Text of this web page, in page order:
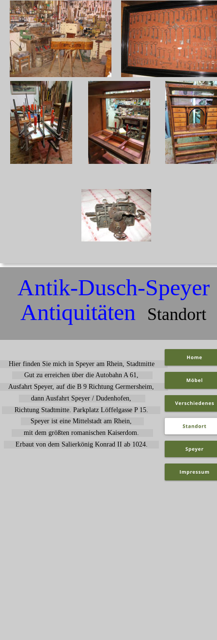
Antik-Dusch-Speyer
Antiquitäten
Standort
Hier finden Sie mich in Speyer am Rhein, Stadtmitte
Gut zu erreichen über die Autobahn A 61,
Ausfahrt Speyer, auf die B 9 Richtung Germersheim,
dann Ausfahrt Speyer / Dudenhofen,
Richtung Stadtmitte. Parkplatz Löffelgasse P 15.
Speyer ist eine Mittelstadt am Rhein,
mit dem größten romanischen Kaiserdom.
Erbaut von dem Salierkönig Konrad II ab 1024.